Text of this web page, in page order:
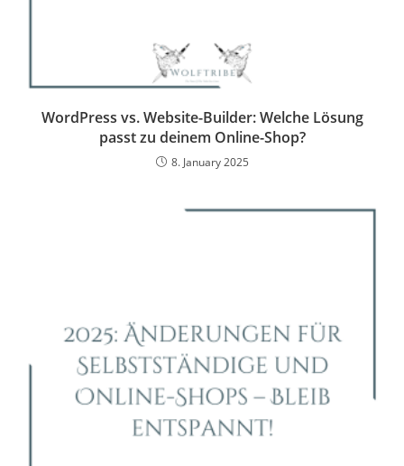
WordPress vs. Website-Builder: Welche Lösung
passt zu deinem Online-Shop?
8. January 2025